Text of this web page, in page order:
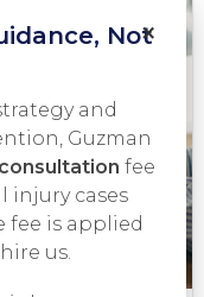
×
Not
and
Guzman
fee
injury cases
is applied
us.